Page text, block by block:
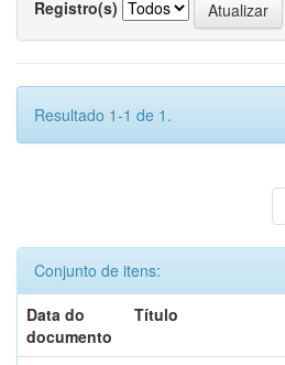
Registro(s)
Resultado 1-1 de 1.
Conjunto de itens:
Data do
documento
Título